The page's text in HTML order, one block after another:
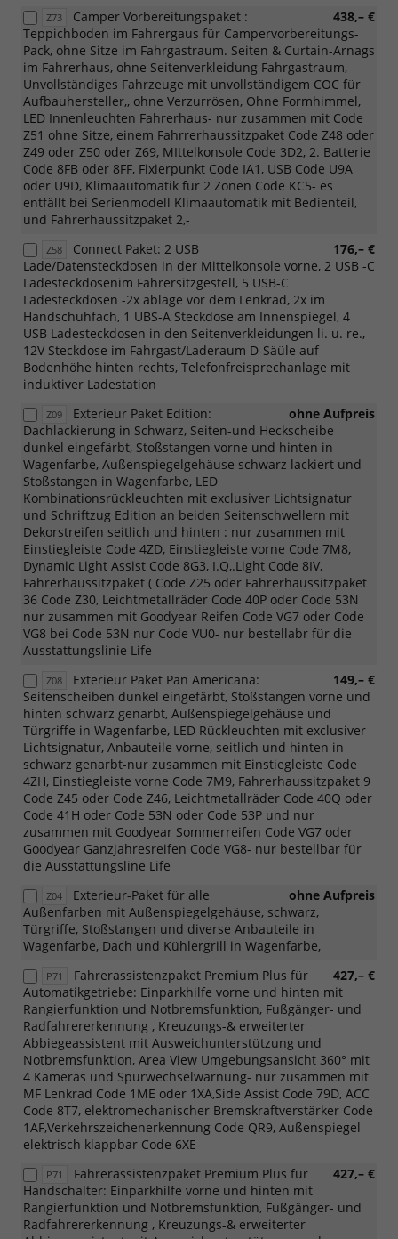
Z73 438,– €
Camper Vorbereitungspaket :
Teppichboden im Fahrergaus für Campervorbereitungs-
Pack, ohne Sitze im Fahrgastraum. Seiten & Curtain-Arnags
im Fahrerhaus, ohne Seitenverkleidung Fahrgastraum,
Unvollständiges Fahrzeuge mit unvollständigem COC für
Aufbauhersteller,, ohne Verzurrösen, Ohne Formhimmel,
LED Innenleuchten Fahrerhaus- nur zusammen mit Code
Z51 ohne Sitze, einem Fahrrerhaussitzpaket Code Z48 oder
Z49 oder Z50 oder Z69, MIttelkonsole Code 3D2, 2. Batterie
Code 8FB oder 8FF, Fixierpunkt Code IA1, USB Code U9A
oder U9D, Klimaautomatik für 2 Zonen Code KC5- es
entfällt bei Serienmodell Klimaautomatik mit Bedienteil,
und Fahrerhaussitzpaket 2,-
Z58 176,– €
Connect Paket: 2 USB
Lade/Datensteckdosen in der Mittelkonsole vorne, 2 USB -C
Ladesteckdosenim Fahrersitzgestell, 5 USB-C
Ladesteckdosen -2x ablage vor dem Lenkrad, 2x im
Handschuhfach, 1 UBS-A Steckdose am Innenspiegel, 4
USB Ladesteckdosen in den Seitenverkleidungen li. u. re.,
12V Steckdose im Fahrgast/Laderaum D-Säüle auf
Bodenhöhe hinten rechts, Telefonfreisprechanlage mit
induktiver Ladestation
Z09 ohne Aufpreis
Exterieur Paket Edition:
Dachlackierung in Schwarz, Seiten-und Heckscheibe
dunkel eingefärbt, Stoßstangen vorne und hinten in
Wagenfarbe, Außenspiegelgehäuse schwarz lackiert und
Stoßstangen in Wagenfarbe, LED
Kombinationsrückleuchten mit exclusiver Lichtsignatur
und Schriftzug Edition an beiden Seitenschwellern mit
Dekorstreifen seitlich und hinten : nur zusammen mit
Einstiegleiste Code 4ZD, Einstiegleiste vorne Code 7M8,
Dynamic Light Assist Code 8G3, I.Q,.Light Code 8IV,
Fahrerhaussitzpaket ( Code Z25 oder Fahrerhaussitzpaket
36 Code Z30, Leichtmetallräder Code 40P oder Code 53N
nur zusammen mit Goodyear Reifen Code VG7 oder Code
VG8 bei Code 53N nur Code VU0- nur bestellabr für die
Ausstattungslinie Life
Z08 149,– €
Exterieur Paket Pan Americana:
Seitenscheiben dunkel eingefärbt, Stoßstangen vorne und
hinten schwarz genarbt, Außenspiegelgehäuse und
Türgriffe in Wagenfarbe, LED Rückleuchten mit exclusiver
Lichtsignatur, Anbauteile vorne, seitlich und hinten in
schwarz genarbt-nur zusammen mit Einstiegleiste Code
4ZH, Einstiegleiste vorne Code 7M9, Fahrerhaussitzpaket 9
Code Z45 oder Code Z46, Leichtmetallräder Code 40Q oder
Code 41H oder Code 53N oder Code 53P und nur
zusammen mit Goodyear Sommerreifen Code VG7 oder
Goodyear Ganzjahresreifen Code VG8- nur bestellbar für
die Ausstattungsline Life
Z04 ohne Aufpreis
Exterieur-Paket für alle
Außenfarben mit Außenspiegelgehäuse, schwarz,
Türgriffe, Stoßstangen und diverse Anbauteile in
Wagenfarbe, Dach und Kühlergrill in Wagenfarbe,
P71 427,– €
Fahrerassistenzpaket Premium Plus für
Automatikgetriebe: Einparkhilfe vorne und hinten mit
Rangierfunktion und Notbremsfunktion, Fußgänger- und
Radfahrererkennung , Kreuzungs-& erweiterter
Abbiegeassistent mit Ausweichunterstützung und
Notbremsfunktion, Area View Umgebungsansicht 360° mit
4 Kameras und Spurwechselwarnung- nur zusammen mit
MF Lenkrad Code 1ME oder 1XA,Side Assist Code 79D, ACC
Code 8T7, elektromechanischer Bremskraftverstärker Code
1AF,Verkehrszeichenerkennung Code QR9, Außenspiegel
elektrisch klappbar Code 6XE-
P71 427,– €
Fahrerassistenzpaket Premium Plus für
Handschalter: Einparkhilfe vorne und hinten mit
Rangierfunktion und Notbremsfunktion, Fußgänger- und
Radfahrererkennung , Kreuzungs-& erweiterter